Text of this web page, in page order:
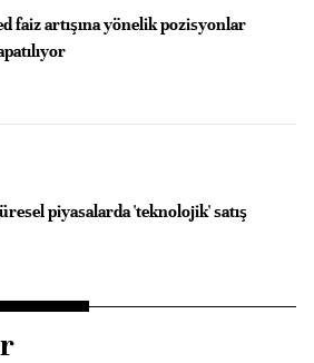
faiz artışına yönelik pozisyonlar
piyasalarda 'teknolojik' satış